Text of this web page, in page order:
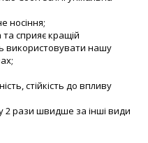
носіння;
та сприяє кращій
використовувати нашу
стійкість до впливу
2 рази швидше за інші види